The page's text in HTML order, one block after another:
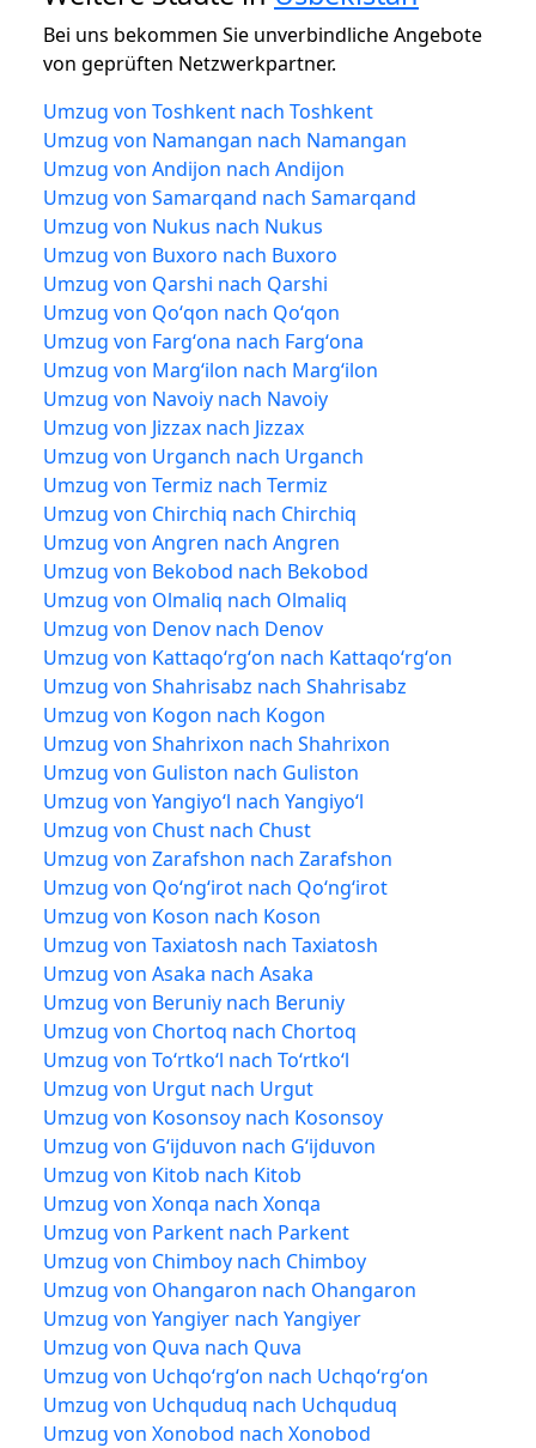
Bei uns bekommen Sie unverbindliche Angebote
von geprüften Netzwerkpartner.
Umzug von Toshkent nach Toshkent
Umzug von Namangan nach Namangan
Umzug von Andijon nach Andijon
Umzug von Samarqand nach Samarqand
Umzug von Nukus nach Nukus
Umzug von Buxoro nach Buxoro
Umzug von Qarshi nach Qarshi
Umzug von Qoʻqon nach Qoʻqon
Umzug von Fargʻona nach Fargʻona
Umzug von Margʻilon nach Margʻilon
Umzug von Navoiy nach Navoiy
Umzug von Jizzax nach Jizzax
Umzug von Urganch nach Urganch
Umzug von Termiz nach Termiz
Umzug von Chirchiq nach Chirchiq
Umzug von Angren nach Angren
Umzug von Bekobod nach Bekobod
Umzug von Olmaliq nach Olmaliq
Umzug von Denov nach Denov
Umzug von Kattaqoʻrgʻon nach Kattaqoʻrgʻon
Umzug von Shahrisabz nach Shahrisabz
Umzug von Kogon nach Kogon
Umzug von Shahrixon nach Shahrixon
Umzug von Guliston nach Guliston
Umzug von Yangiyoʻl nach Yangiyoʻl
Umzug von Chust nach Chust
Umzug von Zarafshon nach Zarafshon
Umzug von Qoʻngʻirot nach Qoʻngʻirot
Umzug von Koson nach Koson
Umzug von Taxiatosh nach Taxiatosh
Umzug von Asaka nach Asaka
Umzug von Beruniy nach Beruniy
Umzug von Chortoq nach Chortoq
Umzug von Toʻrtkoʻl nach Toʻrtkoʻl
Umzug von Urgut nach Urgut
Umzug von Kosonsoy nach Kosonsoy
Umzug von Gʻijduvon nach Gʻijduvon
Umzug von Kitob nach Kitob
Umzug von Xonqa nach Xonqa
Umzug von Parkent nach Parkent
Umzug von Chimboy nach Chimboy
Umzug von Ohangaron nach Ohangaron
Umzug von Yangiyer nach Yangiyer
Umzug von Quva nach Quva
Umzug von Uchqoʻrgʻon nach Uchqoʻrgʻon
Umzug von Uchquduq nach Uchquduq
Umzug von Xonobod nach Xonobod